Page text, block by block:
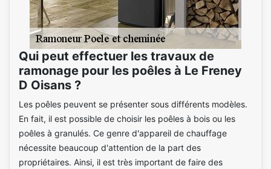
Qui peut effectuer les travaux de
ramonage pour les poêles à Le Freney
D Oisans ?
Les poêles peuvent se présenter sous différents modèles.
En fait, il est possible de choisir les poêles à bois ou les
poêles à granulés. Ce genre d'appareil de chauffage
nécessite beaucoup d'attention de la part des
propriétaires. Ainsi, il est très important de faire des